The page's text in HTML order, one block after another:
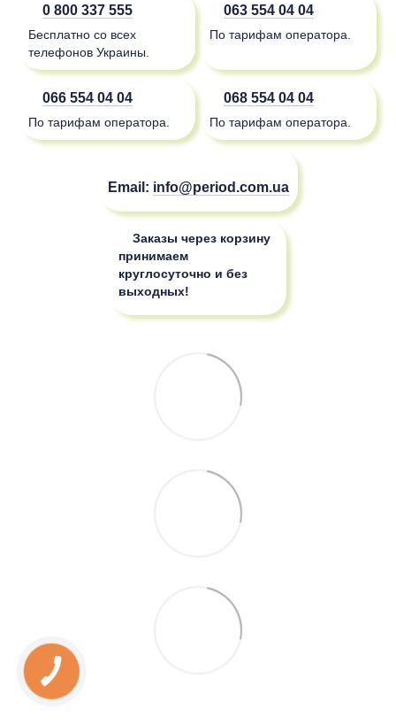
0 800 337 555
Бесплатно со всех
телефонов Украины.
063 554 04 04
По тарифам оператора.
066 554 04 04
По тарифам оператора.
068 554 04 04
По тарифам оператора.
Email: info@period.com.ua
Заказы через корзину
принимаем
круглосуточно и без
выходных!